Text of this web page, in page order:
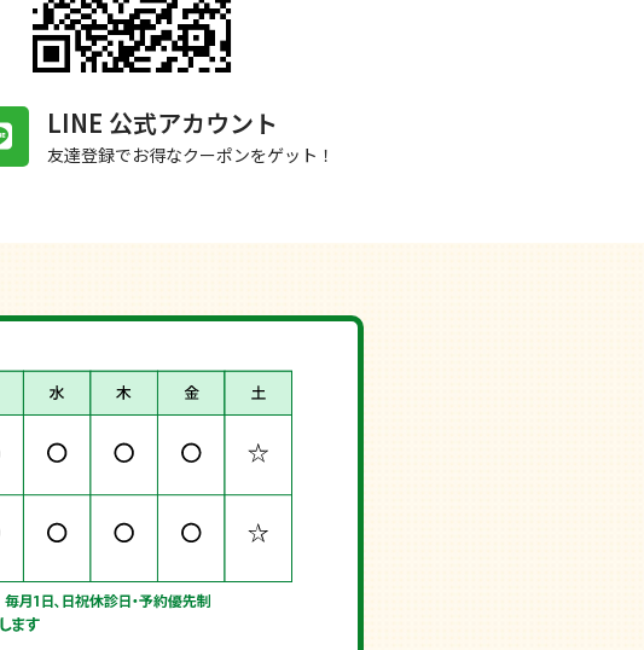
LINE 公式アカウント
友達登録でお得なクーポンをゲット！